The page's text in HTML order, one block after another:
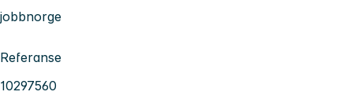
jobbnorge
Referanse
10297560